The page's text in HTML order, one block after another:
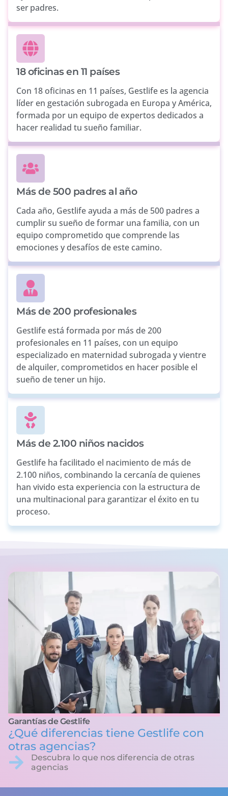
ser padres.
18 oficinas en 11 países
Con 18 oficinas en 11 países, Gestlife es la agencia
líder en gestación subrogada en Europa y América,
formada por un equipo de expertos dedicados a
hacer realidad tu sueño familiar.
Más de 500 padres al año
Cada año, Gestlife ayuda a más de 500 padres a
cumplir su sueño de formar una familia, con un
equipo comprometido que comprende las
emociones y desafíos de este camino.
Más de 200 profesionales
Gestlife está formada por más de 200
profesionales en 11 países, con un equipo
especializado en maternidad subrogada y vientre
de alquiler, comprometidos en hacer posible el
sueño de tener un hijo.
Más de 2.100 niños nacidos
Gestlife ha facilitado el nacimiento de más de
2.100 niños, combinando la cercanía de quienes
han vivido esta experiencia con la estructura de
una multinacional para garantizar el éxito en tu
proceso.
Garantías de Gestlife
¿Qué diferencias tiene Gestlife con
otras agencias?
Descubra lo que nos diferencia de otras
agencias